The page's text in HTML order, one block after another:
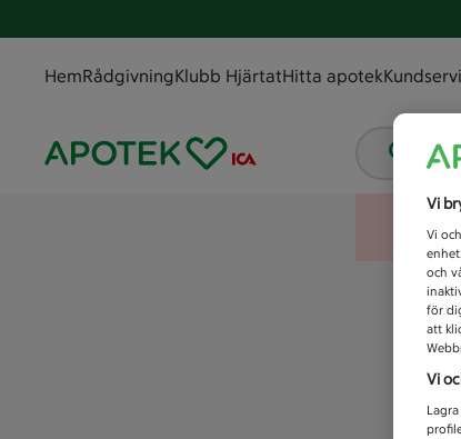
HemRådgivningKlubb HjärtatHitta apotek
Vi
Vi
och
för
att
Vi